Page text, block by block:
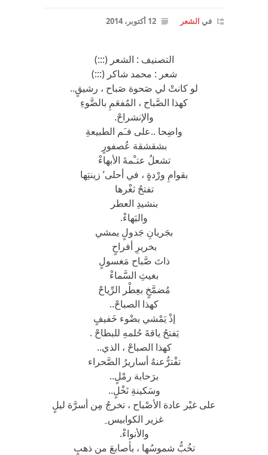
في الشعر 12 أكتوبر، 2014
التصنيف : الشعر (:::)
شعر : محمد شاكر (:::)
لو كانتْ لي صَحوة صَباح ، رشيقٍ..
كهذا الصَّباح ، المُفعَمِ بالضَّوءِ
والإنشراحْ.
واضِحا ..على فـَم الطبيعةِ
بشقشقة عُصفورٍ
تشعلُ عتـْمةَ الأبهاءْ
بقوامِ ورْدةٍ ، في أحلى’ زينتِها
تفتحُ ثغْرها
بنشيدِ العطر
والبَهاءْ.
بجَريانِ جَدولٍ يمشي
بخريرِ أفراحٍ
ذاتَ صَّباح مَغسولٍ
بغيثِ السَّماءْ
مُضمَّخٍ بعِطْر الرِّياحْ
كهذا الصباحْ..
إذْ يَمْشي بضْوء خَفيفٍ
يَفتحُ ياقةَ حُلمهِ للبطاحْ .
كهذا الصباحْ ، الذي..
تفْترُّعنهُ أساريرُ الصَّحراء
برَحابة رمْلٍ..
وسَكينةِ نَخْلٍ..
على غيْر عادة الأصْباح ، تخرجُ مِن أسرَّة ليلٍ
غزير الكوابيس ِ
والأنواءْ.
تخُبُّ شموسُها ، بأصابعَ من ذهبٍ